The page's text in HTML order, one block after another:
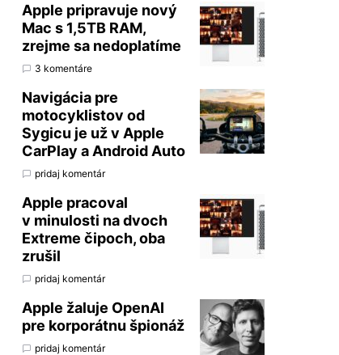
Apple pripravuje nový
Mac s 1,5TB RAM,
zrejme sa nedoplatíme
3 komentáre
Navigácia pre
motocyklistov od
Sygicu je už v Apple
CarPlay a Android Auto
pridaj komentár
Apple pracoval
v minulosti na dvoch
Extreme čipoch, oba
zrušil
pridaj komentár
Apple žaluje OpenAI
pre korporátnu špionáž
pridaj komentár